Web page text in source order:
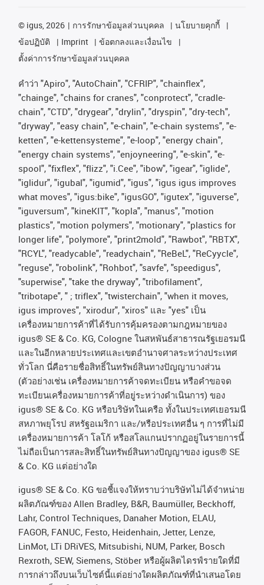
© igus, 2026 การรักษาข้อมูลส่วนบุคคล
นโยบายคุกกี้
ข้อปฏิบัติ
Imprint
ข้อตกลงและเงื่อนไข
ตั้งค่าการรักษาข้อมูลส่วนบุคคล
คําว่า "Apiro", "AutoChain", "CFRIP", "chainflex",
"chainge", "chains for cranes", "conprotect", "cradle-
chain", "CTD", "drygear", "drylin", "dryspin", "dry-tech",
"dryway", "easy chain", "e-chain", "e-chain systems", "e-
ketten", "e-kettensysteme", "e-loop", "energy chain",
"energy chain systems", "enjoyneering", "e-skin", "e-
spool", "fixflex", "flizz", "i.Cee", "ibow", "igear", "iglide",
"iglidur", "igubal", "igumid", "igus", "igus igus improves
what moves", "igus:bike", "igusGO", "igutex", "iguverse",
"iguversum", "kineKIT", "kopla", "manus", "motion
plastics", "motion polymers", "motionary", "plastics for
longer life", "polymore", "print2mold", "Rawbot", "RBTX",
"RCYL", "readycable", "readychain", "ReBeL", "ReCyycle",
"reguse", "robolink", "Rohbot", "savfe", "speedigus",
"superwise", "take the dryway", "tribofilament",
"tribotape", " ; triflex", "twisterchain", "when it moves,
igus improves", "xirodur", "xiros" และ "yes" เป็น
เครื่องหมายการค้าที่ได้รับการคุ้มครองตามกฎหมายของ
igus® SE & Co. KG, Cologne ในสหพันธ์สาธารณรัฐเยอรมนี
และในอีกหลายประเทศและเขตอํานาจศาลระหว่างประเทศ
ทั่วโลก นี่คือรายชื่อสิทธิ์ในทรัพย์สินทางปัญญาบางส่วน
(ตัวอย่างเช่น เครื่องหมายการค้าจดทะเบียน หรือคำขอจด
ทะเบียนเครื่องหมายการค้าที่อยู่ระหว่างดำเนินการ) ของ
igus® SE & Co. KG หรือบริษัทในเครือ ทั้งในประเทศเยอรมนี
สหภาพยุโรป สหรัฐอเมริกา และ/หรือประเทศอื่น ๆ การที่ไม่มี
เครื่องหมายการค้า โลโก้ หรือสโลแกนปรากฏอยู่ในรายการนี้
ไม่ถือเป็นการสละสิทธิ์ในทรัพย์สินทางปัญญาของ igus® SE
& Co. KG แต่อย่างใด
igus® SE & Co. KG ขอชี้แจงให้ทราบว่าบริษัทไม่ได้จําหน่าย
ผลิตภัณฑ์ของ Allen Bradley, B&R, Baumüller, Beckhoff,
Lahr, Control Techniques, Danaher Motion, ELAU,
FAGOR, FANUC, Festo, Heidenhain, Jetter, Lenze,
LinMot, LTi DRiVES, Mitsubishi, NUM, Parker, Bosch
Rexroth, SEW, Siemens, Stöber หรือผู้ผลิตไดรฟ์รายใดที่มี
การกล่าวถึงบนเว็บไซต์นี้แต่อย่างใดผลิตภัณฑ์ที่นําเสนอโดย